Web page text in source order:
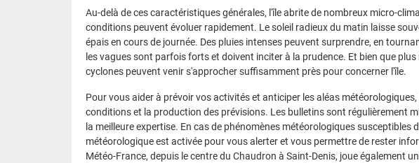
Ces dernières semaines, le calme
nettement défavorables au
INDUSA
a réussi à
habitées.
Au-delà de ces caractéristiques générales, l'île abrite de nombreux micro-
conditions peuvent évoluer rapidement. Le soleil radieux du matin laisse
épais en cours de journée. Des pluies intenses peuvent surprendre, en
les vagues sont parfois forts et doivent inciter à la prudence. Et bien que
cyclones peuvent venir s'approcher suffisamment près pour concerner l'île.
Pour vous aider à prévoir vos activités et anticiper les aléas
conditions et la production des prévisions. Les bulletins sont régulièrement
la meilleure expertise. En cas de phénomènes météorologiques susceptibles
météorologique est activée pour vous alerter et vous permettre de rester
Météo-France, depuis le centre du Chaudron à Saint-Denis, joue également